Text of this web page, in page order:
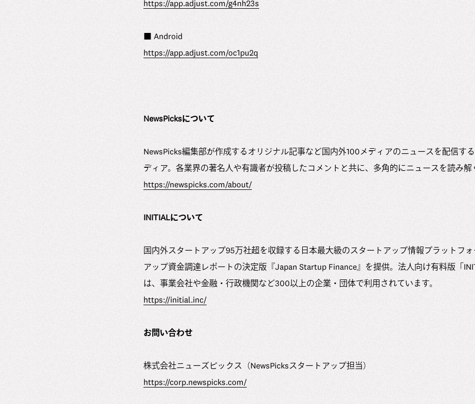
https://app.adjust.com/g4nh23s
■ Android
https://app.adjust.com/oc1pu2q
NewsPicksについて
NewsPicks編集部が作成するオリジナル記事など国内外100メディアのニュースを配信す
ディア。各業界の著名人や有識者が投稿したコメントと共に、多角的にニュースを読み解
https://newspicks.com/about/
INITIALについて
国内外スタートアップ95万社超を収録する日本最大級のスタートアップ情報プラットフ
アップ資金調達レポートの決定版『Japan Startup Finance』を提供。法人向け有料版「
は、事業会社や金融・行政機関など300以上の企業・団体で利用されています。
https://initial.inc/
お問い合わせ
株式会社ニューズピックス（NewsPicksスタートアップ担当）
https://corp.newspicks.com/